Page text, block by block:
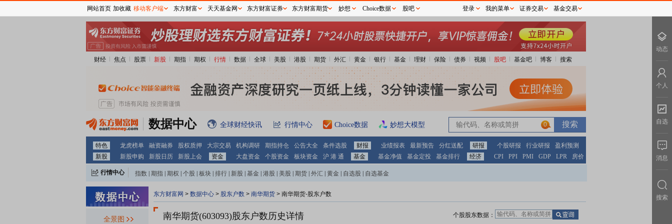
财经 焦点 股票 新股 期指 期权 行情 数据 全球 美股 港股 期货 外汇 黄金 银行 基金 理财 保险 债券 视频 股吧 基金吧 博客 搜索
数据中心 全球财经快讯 行情中心 Choice数据 妙想大模型 0
特色 龙虎榜单 融资融券 股权质押 大宗交易 机构调研 期指持仓 公告大全 条件选股 财报 业绩报表 最新预告 分红送配 研报 个股研报 行业研报
盈利预测
新股
新股申购 新股日历 新股上会 资金 大盘资金 个股资金 板块资金 沪 港 通 基金 基金净值 基金定投 基金排行 经济 CPI PPI PMI GDP LPR 房价
行情中心 指数 期指 期权 个股 板块 排行 新股 基金 港股 美股 期货 外汇 黄金 自选股 自选基金
全景图
东方财富网 > 数据中心 > 股东户数 > 南华期货 > 南华期货-股东户数
南华期货(603093)股东户数历史详情 个股股东数据：
网站首页 加收藏 移动客户端 东方财富 天天基金网 东方财富证券 东方财富期货 妙想 Choice数据 股吧 登录 我的菜单 证券交易 基金交易
动态
个人
自选
消息
搜索